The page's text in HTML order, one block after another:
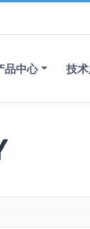
品中心 技